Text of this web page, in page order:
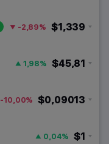
$1,339
-2,89%
$45,81
1,98%
$0,09013
-10,00%
$1
0,04%